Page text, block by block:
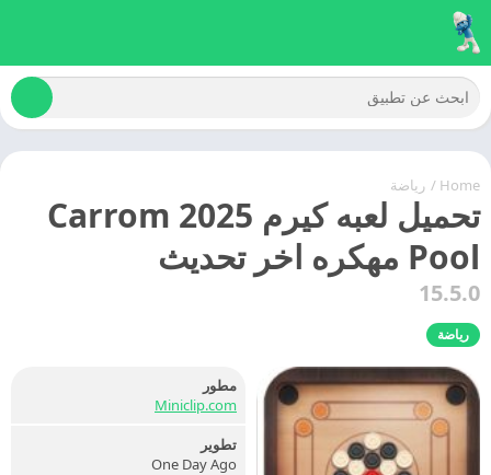
Home
/ رياضة
تحميل لعبه كيرم 2025 Carrom
Pool مهكره اخر تحديث
15.5.0
رياضة
مطور
Miniclip.com
تطوير
One Day Ago